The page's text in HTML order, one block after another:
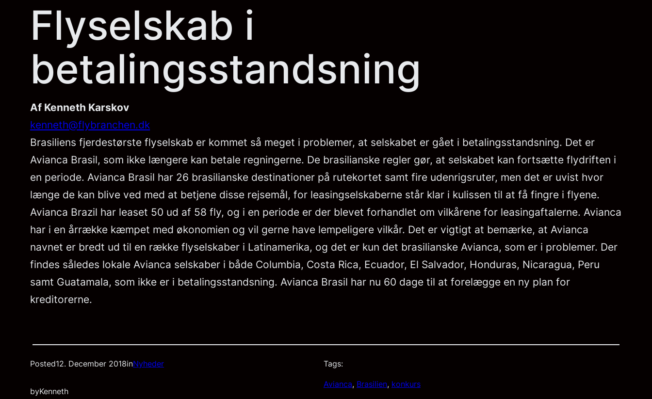
Flyselskab i
betalingsstandsning
Af Kenneth Karskov
kenneth@flybranchen.dk
Brasiliens fjerdestørste flyselskab er kommet så meget i problemer, at selskabet er gået i betalingsstandsning. Det er
Avianca Brasil, som ikke længere kan betale regningerne. De brasilianske regler gør, at selskabet kan fortsætte flydriften i
en periode. Avianca Brasil har 26 brasilianske destinationer på rutekortet samt fire udenrigsruter, men det er uvist hvor
længe de kan blive ved med at betjene disse rejsemål, for leasingselskaberne står klar i kulissen til at få fingre i flyene.
Avianca Brazil har leaset 50 ud af 58 fly, og i en periode er der blevet forhandlet om vilkårene for leasingaftalerne. Avianca
har i en årrække kæmpet med økonomien og vil gerne have lempeligere vilkår. Det er vigtigt at bemærke, at Avianca
navnet er bredt ud til en række flyselskaber i Latinamerika, og det er kun det brasilianske Avianca, som er i problemer. Der
findes således lokale Avianca selskaber i både Columbia, Costa Rica, Ecuador, El Salvador, Honduras, Nicaragua, Peru
samt Guatamala, som ikke er i betalingsstandsning. Avianca Brasil har nu 60 dage til at forelægge en ny plan for
kreditorerne.
Posted12. December 2018inNyheder
byKenneth
Tags:
Avianca, Brasilien, konkurs